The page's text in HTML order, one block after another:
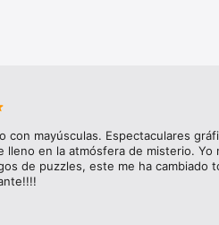
de
con mayúsculas. Espectaculares
lleno en la atmósfera de misterio. Yo
de puzzles, este me ha cambiado